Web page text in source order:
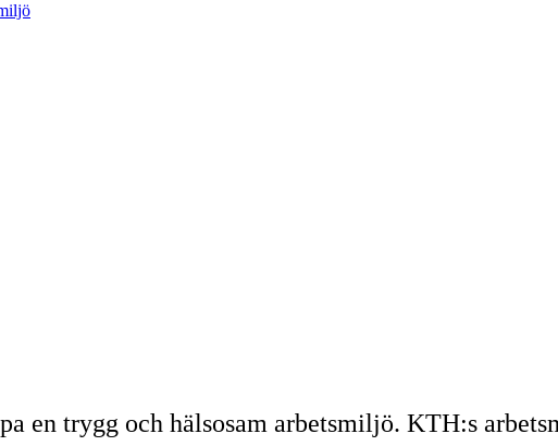
en trygg och hälsosam arbetsmiljö. KTH:s